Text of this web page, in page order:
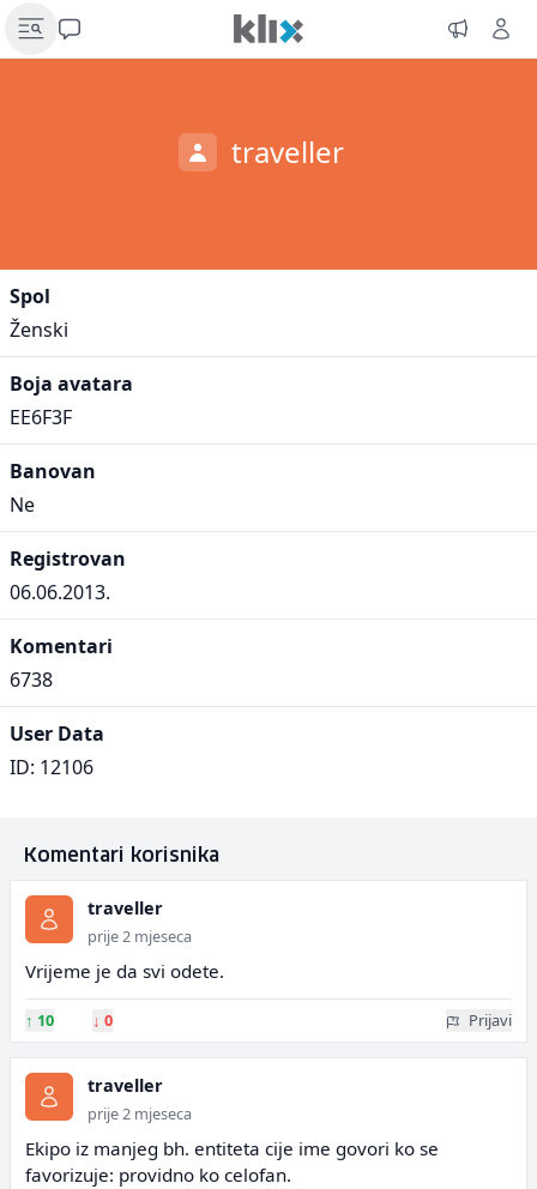
traveller
Spol
Ženski
Boja avatara
EE6F3F
Banovan
Ne
Registrovan
06.06.2013.
Komentari
6738
User Data
ID: 12106
Komentari korisnika
traveller
prije 2 mjeseca
Vrijeme je da svi odete.
↑ 10 ↓ 0 Prijavi
traveller
prije 2 mjeseca
Ekipo iz manjeg bh. entiteta cije ime govori ko se
favorizuje: providno ko celofan.